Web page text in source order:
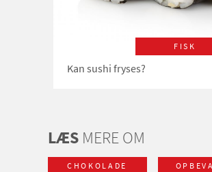
FISK
Kan sushi fryses?
LÆSMERE OM
CHOKOLADE